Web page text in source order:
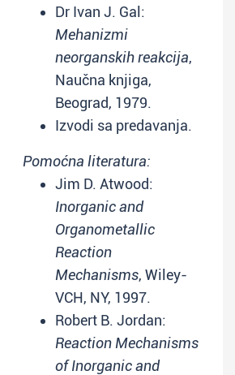
Dr Ivan J. Gal:
Mehanizmi
neorganskih reakcija,
Naučna knjiga,
Beograd, 1979.
Izvodi sa predavanja.
Pomoćna literatura:
Jim D. Atwood:
Inorganic and
Organometallic
Reaction
Mechanisms, Wiley-
VCH, NY, 1997.
Robert B. Jordan:
Reaction Mechanisms
of Inorganic and